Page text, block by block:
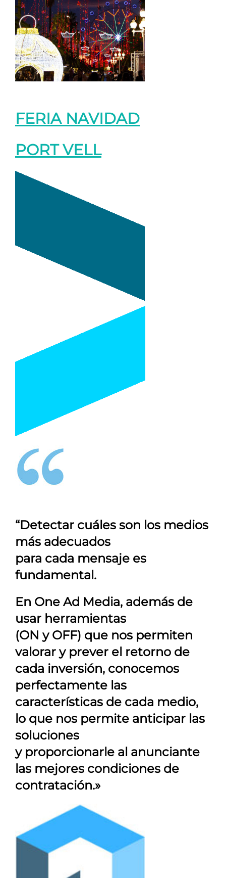
FERIA NAVIDAD
PORT VELL
“Detectar cuáles son los medios
más adecuados
para cada mensaje es
fundamental.
En One Ad Media, además de
usar herramientas
(ON y OFF) que nos permiten
valorar y prever el retorno de
cada inversión, conocemos
perfectamente las
características de cada medio,
lo que nos permite anticipar las
soluciones
y proporcionarle al anunciante
las mejores condiciones de
contratación.»